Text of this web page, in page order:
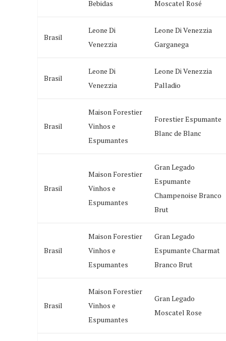
Bebidas
Moscatel Rosé
Brasil
Leone Di
Venezzia
Leone Di Venezzia
Garganega
Brasil
Leone Di
Venezzia
Leone Di Venezzia
Palladio
Brasil
Maison Forestier
Vinhos e
Espumantes
Forestier Espumante
Blanc de Blanc
Brasil
Maison Forestier
Vinhos e
Espumantes
Gran Legado
Espumante
Champenoise Branco
Brut
Brasil
Maison Forestier
Vinhos e
Espumantes
Gran Legado
Espumante Charmat
Branco Brut
Brasil
Maison Forestier
Vinhos e
Espumantes
Gran Legado
Moscatel Rose